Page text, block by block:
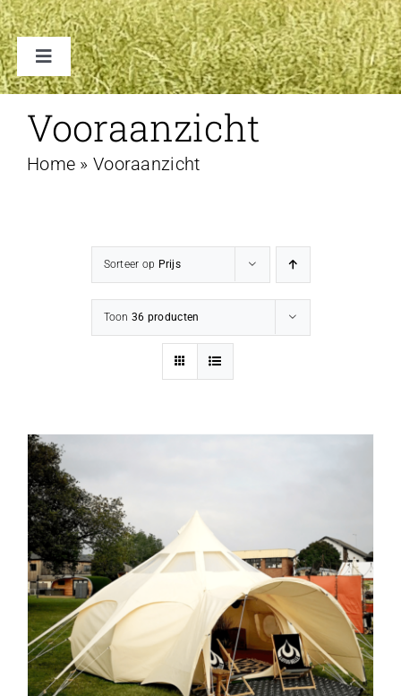
Toggle
Navigation
ACCESSOIRES
CONTACT
Vooraanzicht
Home » Vooraanzicht
Sorteer op Prijs
Toon 36 producten